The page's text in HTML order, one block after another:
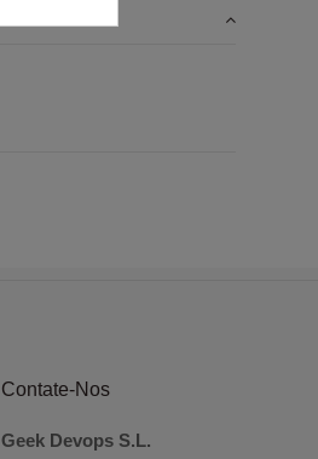
Contate-Nos
Geek Devops S.L.